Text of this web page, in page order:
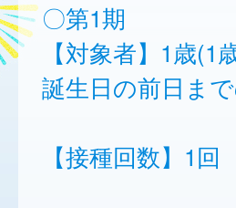
〇第1期
【対象者】1歳
誕生日の前日ま
【接種回数】1回